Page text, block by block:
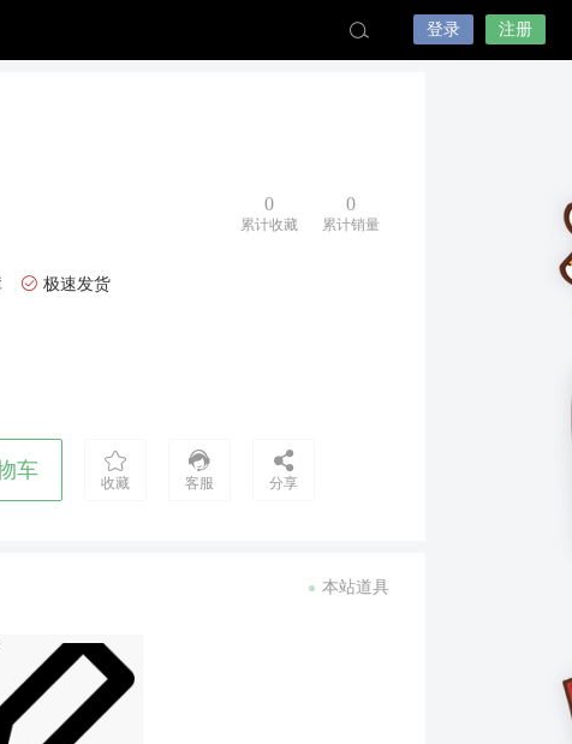
登录 注册
0
累计收藏
0
累计销量
极速发货
车
收藏 客服 分享
本站道具